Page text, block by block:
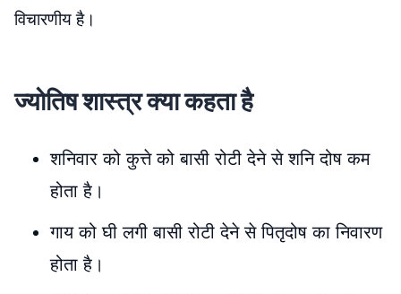
विचारणीय है।
ज्योतिष शास्त्र क्या कहता है
शनिवार को कुत्ते को बासी रोटी देने से शनि दोष कम
होता है।
गाय को घी लगी बासी रोटी देने से पितृदोष का निवारण
होता है।